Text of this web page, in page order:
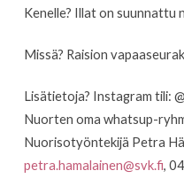
Kenelle? Illat on suunnattu
Missä? Raision
Lisätietoja? Instagram tili:
Nuorten oma whatsup-
Nuorisotyöntekijä Petra
petra.hamalainen@svk.fi,